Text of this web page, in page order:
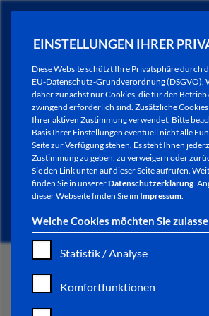
EINSTELLUNGEN IHRER
Diese Website schützt Ihre Privatsphäre durch
EU-Datenschutz-Grundverordnung (DSGVO).
daher zunächst nur Cookies, die für den Betrieb
zwingend erforderlich sind. Zusätzliche
Ihrer aktiven Zustimmung verwendet. Bitte
Basis Ihrer Einstellungen eventuell nicht alle
Seite zur Verfügung stehen. Es steht Ihnen
Zustimmung zu geben, zu verweigern oder
Sie den Link unten auf dieser Seite aufrufen.
finden Sie in unsererDatenschutzerklärung.
dieser Webseite finden Sie im Impressum.
Welche Cookies möchten Sie
Statistik / Analyse
Komfortfunktionen
NEWSLETTER / CITY
START